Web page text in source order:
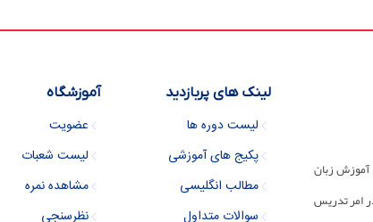
آموزش زبان
30 سال سابقه در امر تدریس
لینک های پربازدید
لیست دوره ها
پکیج های آموزشی
مطالب انگلیسی
سوالات متداول
آموزشگاه
عضویت
لیست شعبات
مشاهده نمره
نظرسنجی